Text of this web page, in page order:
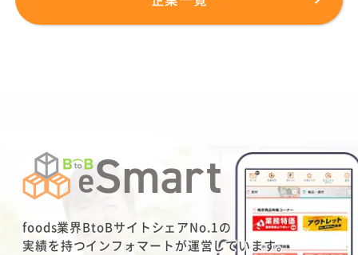
foods業界BtoBサイトシェアNo.1の
実績を持つインフォマートが運営しています。